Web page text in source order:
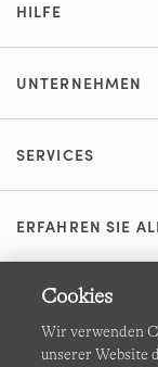
HILFE
UNTERNEHMEN
SERVICES
ERFAHREN SIE
Cookies
Wir verwenden
unserer Website